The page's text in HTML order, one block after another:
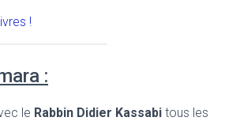
!
:
le Rabbin Didier Kassabi tous les